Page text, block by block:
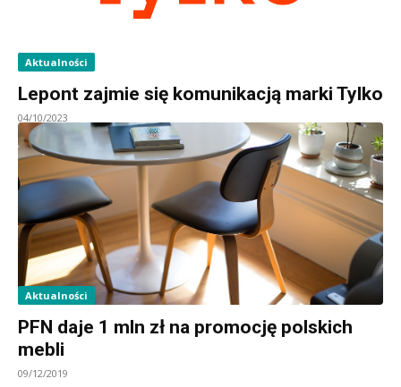
Aktualności
Lepont zajmie się komunikacją marki Tylko
04/10/2023
Aktualności
PFN daje 1 mln zł na promocję polskich
mebli
09/12/2019